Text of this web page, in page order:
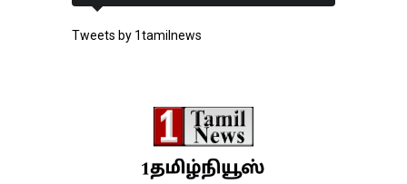
Tweets by 1tamilnews